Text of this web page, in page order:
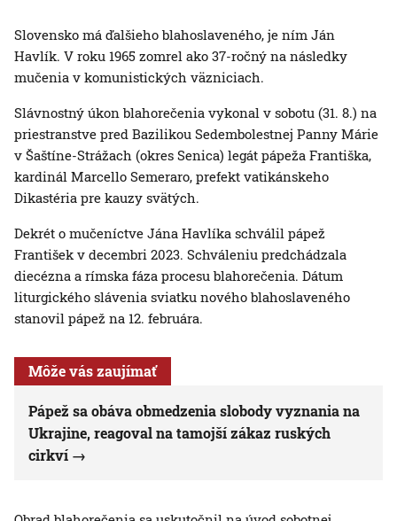
Slovensko má ďalšieho blahoslaveného, je ním Ján
Havlík. V roku 1965 zomrel ako 37-ročný na následky
mučenia v komunistických väzniciach.
Slávnostný úkon blahorečenia vykonal v sobotu (31. 8.) na
priestranstve pred Bazilikou Sedembolestnej Panny Márie
v Šaštíne-Strážach (okres Senica) legát pápeža Františka,
kardinál Marcello Semeraro, prefekt vatikánskeho
Dikastéria pre kauzy svätých.
Dekrét o mučeníctve Jána Havlíka schválil pápež
František v decembri 2023. Schváleniu predchádzala
diecézna a rímska fáza procesu blahorečenia. Dátum
liturgického slávenia sviatku nového blahoslaveného
stanovil pápež na 12. februára.
Môže vás zaujímať
Pápež sa obáva obmedzenia slobody vyznania na
Ukrajine, reagoval na tamojší zákaz ruských
cirkví